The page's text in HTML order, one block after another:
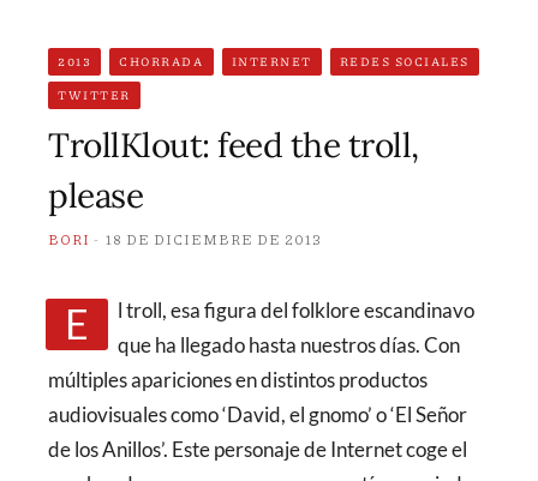
2013 CHORRADA INTERNET REDES SOCIALES
TWITTER
TrollKlout: feed the troll,
please
BORI 18 DE DICIEMBRE DE 2013
El troll, esa figura del folklore escandinavo
que ha llegado hasta nuestros días. Con
múltiples apariciones en distintos productos
audiovisuales como ‘David, el gnomo’ o ‘El Señor
de los Anillos’. Este personaje de Internet coge el